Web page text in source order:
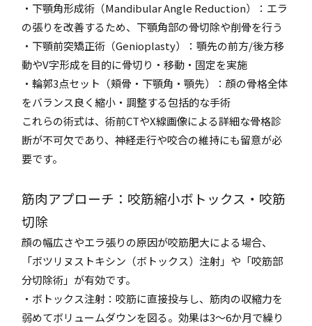
・下顎角形成術（Mandibular Angle Reduction）：エラ
の張りを改善するため、下顎角部の骨切除や削骨を行う
・下顎前突矯正術（Genioplasty）：顎先の前方/後方移
動やV字形成を目的に骨切り・移動・固定を実施
・輪郭3点セット（頬骨・下顎角・顎先）：顔の骨格全体
をバランス良く縮小・調整する包括的な手術
これらの術式は、術前CTやX線画像による詳細な骨格診
断が不可欠であり、神経走行や咬合の維持にも留意が必
要です。
筋肉アプローチ：咬筋縮小ボトックス・咬筋
切除
顔の幅広さやエラ張りの原因が咬筋肥大による場合、
「ボツリヌストキシン（ボトックス）注射」や「咬筋部
分切除術」が有効です。
・ボトックス注射：咬筋に直接投与し、筋肉の収縮力を
弱めてボリュームダウンを図る。効果は3〜6か月で繰り